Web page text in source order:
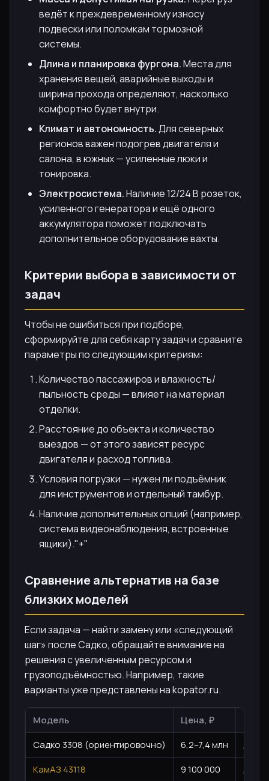
ведёт к преждевременному износу
подвески или поломкам тормозной
системы.
Длина и планировка фургона.Места для
хранения вещей, аварийные выходы и
ширина прохода определяют, насколько
комфортно будет внутри.
Климат и автономность.Для северных
регионов важен подогрев двигателя и
салона, в южных — усиленные люки и
тонировка.
Электросистема.Наличие 12/24 В розеток,
усиленного генератора и ещё одного
аккумулятора поможет подключать
дополнительное оборудование вахты.
Критерии выбора в зависимости от
задач
Чтобы не ошибиться при подборе,
сформируйте для себя карту задач и сравните
параметры по следующим критериям:
Количество пассажиров и влажность/
пыльность среды — влияет на материал
отделки.
Расстояние до объекта и количество
выездов — от этого зависят ресурс
двигателя и расход топлива.
Условия погрузки — нужен ли подъёмник
для инструментов и отдельный тамбур.
Наличие дополнительных опций (например,
система видеонаблюдения, встроенные
ящики)."+"
Сравнение альтернатив на базе
близких моделей
Если задача — найти замену или «следующий
шаг» после Садко, обращайте внимание на
решения с увеличенным ресурсом и
грузоподъёмностью. Например, такие
варианты уже представлены на kopator.ru.
Модель Цена, ₽
Садко 3308 (ориентировочно)
6,2–7,4 млн
КамАЗ 43118
9 100 000